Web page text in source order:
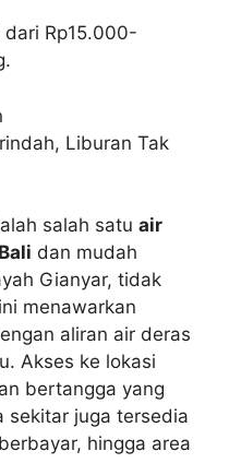
dari Rp15.000-
salah satu air
dan mudah
Gianyar, tidak
menawarkan
aliran air deras
Akses ke lokasi
bertangga yang
sekitar juga tersedia
hingga area